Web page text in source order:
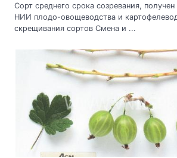
Сорт среднего срока созревания,
НИИ плодо-овощеводства и
скрещивания сортов Смена и ...